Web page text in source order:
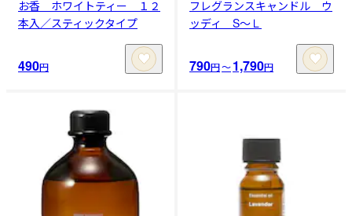
お香 ホワイトティー １２
本入／スティックタイプ
490円
フレグランスキャンドル ウ
ッディ S～Ｌ
790円〜1,790円